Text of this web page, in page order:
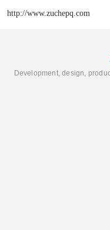
http://www.zuchepq.com
Development, design,